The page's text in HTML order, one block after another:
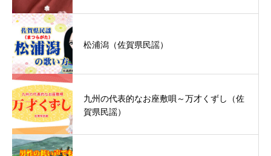
松浦潟（佐賀県民謡）
九州の代表的なお座敷唄～万才くずし（佐
賀県民謡）